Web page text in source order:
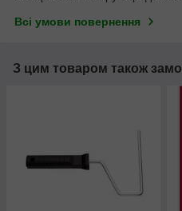
Всі умови повернення
З цим товаром також